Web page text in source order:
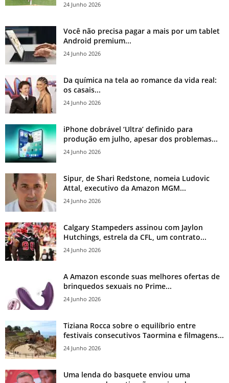
24 Junho 2026
Você não precisa pagar a mais por um tablet
Android premium...
24 Junho 2026
Da química na tela ao romance da vida real:
os casais...
24 Junho 2026
iPhone dobrável ‘Ultra’ definido para
produção em julho, apesar dos problemas...
24 Junho 2026
Sipur, de Shari Redstone, nomeia Ludovic
Attal, executivo da Amazon MGM...
24 Junho 2026
Calgary Stampeders assinou com Jaylon
Hutchings, estrela da CFL, um contrato...
24 Junho 2026
A Amazon esconde suas melhores ofertas de
brinquedos sexuais no Prime...
24 Junho 2026
Tiziana Rocca sobre o equilíbrio entre
festivais consecutivos Taormina e filmagens...
24 Junho 2026
Uma lenda do basquete enviou uma